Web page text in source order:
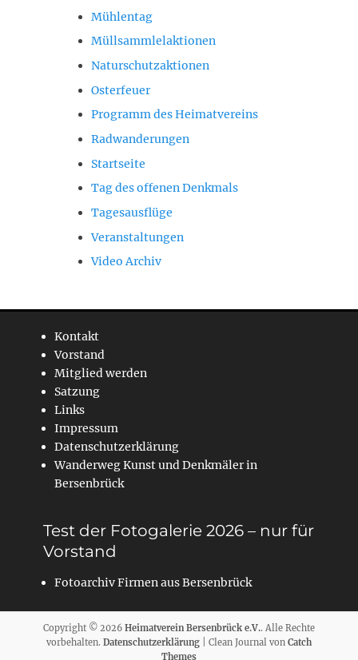
Mühlentag
Müllsammlelaktionen
Naturschutzaktionen
Osterfeuer
Programm des Heimatvereins
Radwanderungen
Startseite
Tag des offenen Denkmals
Tagesausflüge
Veranstaltungen
Video Archiv
Kontakt
Vorstand
Mitglied werden
Satzung
Links
Impressum
Datenschutzerklärung
Wanderweg Kunst und Denkmäler in
Bersenbrück
Test der Fotogalerie 2026 – nur für
Vorstand
Fotoarchiv Firmen aus Bersenbrück
Copyright © 2026 Heimatverein Bersenbrück e.V.. Alle Rechte
vorbehalten. Datenschutzerklärung | Clean Journal von Catch
Themes